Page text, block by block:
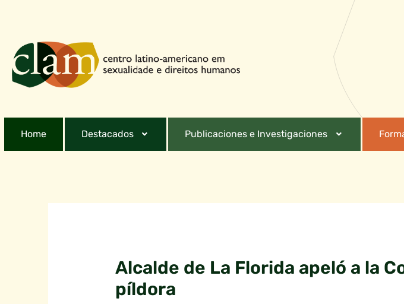
Home Destacados Publicaciones e Investigaciones
Alcalde de La Florida apeló a la
píldora